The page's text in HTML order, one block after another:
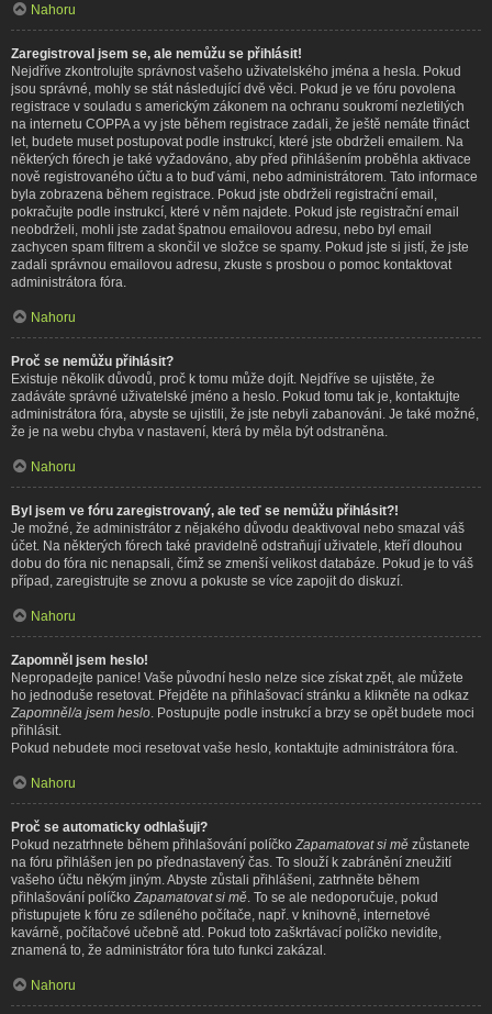
Nahoru
Zaregistroval jsem se, ale nemůžu se přihlásit!
Nejdříve zkontrolujte správnost vašeho uživatelského jména a hesla. Pokud
jsou správné, mohly se stát následující dvě věci. Pokud je ve fóru povolena
registrace v souladu s americkým zákonem na ochranu soukromí nezletilých
na internetu COPPA a vy jste během registrace zadali, že ještě nemáte třináct
let, budete muset postupovat podle instrukcí, které jste obdrželi emailem. Na
některých fórech je také vyžadováno, aby před přihlášením proběhla aktivace
nově registrovaného účtu a to buď vámi, nebo administrátorem. Tato informace
byla zobrazena během registrace. Pokud jste obdrželi registrační email,
pokračujte podle instrukcí, které v něm najdete. Pokud jste registrační email
neobdrželi, mohli jste zadat špatnou emailovou adresu, nebo byl email
zachycen spam filtrem a skončil ve složce se spamy. Pokud jste si jistí, že jste
zadali správnou emailovou adresu, zkuste s prosbou o pomoc kontaktovat
administrátora fóra.
Nahoru
Proč se nemůžu přihlásit?
Existuje několik důvodů, proč k tomu může dojít. Nejdříve se ujistěte, že
zadáváte správné uživatelské jméno a heslo. Pokud tomu tak je, kontaktujte
administrátora fóra, abyste se ujistili, že jste nebyli zabanováni. Je také možné,
že je na webu chyba v nastavení, která by měla být odstraněna.
Nahoru
Byl jsem ve fóru zaregistrovaný, ale teď se nemůžu přihlásit?!
Je možné, že administrátor z nějakého důvodu deaktivoval nebo smazal váš
účet. Na některých fórech také pravidelně odstraňují uživatele, kteří dlouhou
dobu do fóra nic nenapsali, čímž se zmenší velikost databáze. Pokud je to váš
případ, zaregistrujte se znovu a pokuste se více zapojit do diskuzí.
Nahoru
Zapomněl jsem heslo!
Nepropadejte panice! Vaše původní heslo nelze sice získat zpět, ale můžete
ho jednoduše resetovat. Přejděte na přihlašovací stránku a klikněte na odkaz
Zapomněl/a jsem heslo . Postupujte podle instrukcí a brzy se opět budete moci
přihlásit.
Pokud nebudete moci resetovat vaše heslo, kontaktujte administrátora fóra.
Nahoru
Proč se automaticky odhlašuji?
Pokud nezatrhnete během přihlašování políčko Zapamatovat si mě zůstanete
na fóru přihlášen jen po přednastavený čas. To slouží k zabránění zneužití
vašeho účtu někým jiným. Abyste zůstali přihlášeni, zatrhněte během
přihlašování políčko Zapamatovat si mě . To se ale nedoporučuje, pokud
přistupujete k fóru ze sdíleného počítače, např. v knihovně, internetové
kavárně, počítačové učebně atd. Pokud toto zaškrtávací políčko nevidíte,
znamená to, že administrátor fóra tuto funkci zakázal.
Nahoru